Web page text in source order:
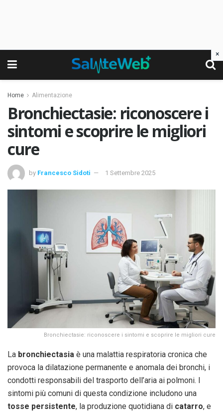
Home Alimentazione
Bronchiectasie: riconoscere i
sintomi e scoprire le migliori
cure
by Francesco Sidoti 1 Settembre 2025
Bronchiectasie: riconoscere i sintomi e scoprire le migliori cure
La bronchiectasia è una malattia respiratoria cronica che
provoca la dilatazione permanente e anomala dei bronchi, i
condotti responsabili del trasporto dell’aria ai polmoni. I
sintomi più comuni di questa condizione includono una
tosse persistente, la produzione quotidiana di catarro, e
×